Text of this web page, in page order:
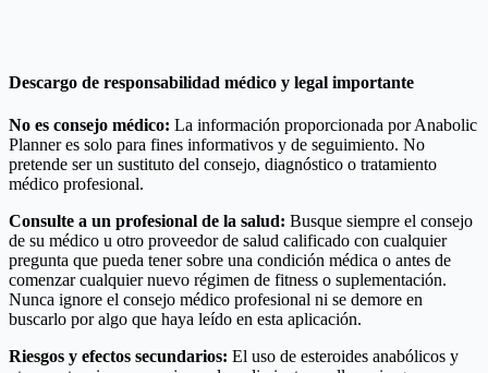
Descargo de responsabilidad médico y legal importante
No es consejo médico: La información proporcionada por Anabolic
Planner es solo para fines informativos y de seguimiento. No
pretende ser un sustituto del consejo, diagnóstico o tratamiento
médico profesional.
Consulte a un profesional de la salud: Busque siempre el consejo
de su médico u otro proveedor de salud calificado con cualquier
pregunta que pueda tener sobre una condición médica o antes de
comenzar cualquier nuevo régimen de fitness o suplementación.
Nunca ignore el consejo médico profesional ni se demore en
buscarlo por algo que haya leído en esta aplicación.
Riesgos y efectos secundarios: El uso de esteroides anabólicos y